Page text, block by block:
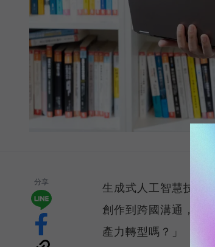
分享
生成式人工智慧技術
創作到跨國溝通，每
產力轉型嗎？」